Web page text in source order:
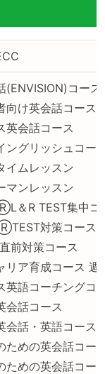
(ENVISION)コース
向け英会話コース
英会話コース
ングリッシュコー
イムレッスン
マンレッスン
＆R TEST集中コ
対策コース
前対策コース
リア育成コース
英語コーチングコ
会話コース
会話・英語コース
ための英会話コー
ための英会話コー